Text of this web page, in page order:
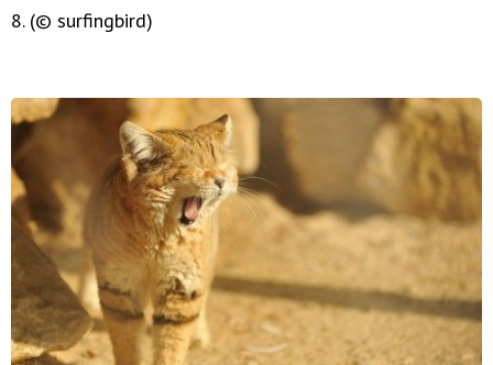
8. (© surfingbird)